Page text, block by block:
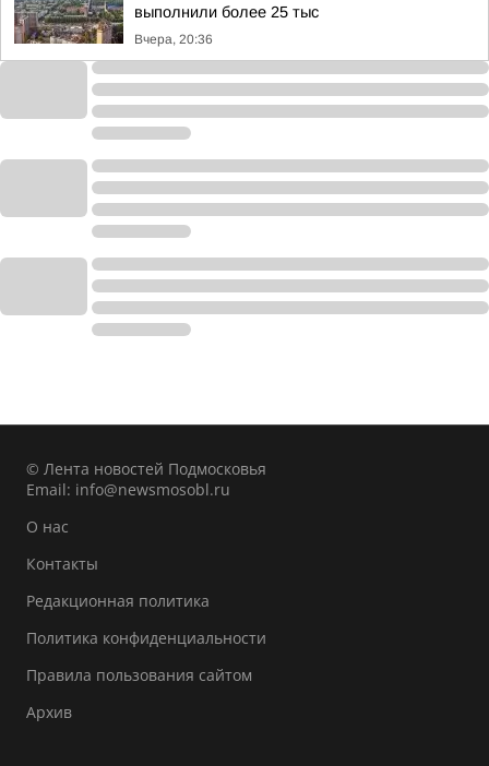
выполнили более 25 тыс
Вчера, 20:36
© Лента новостей Подмосковья
Email: info@newsmosobl.ru
О нас
Контакты
Редакционная политика
Политика конфиденциальности
Правила пользования сайтом
Архив